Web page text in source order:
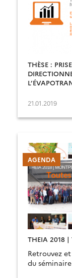
THÈSE :
21.01.2019
AGENDA
THEIA 2018 |
Retrouvez
du